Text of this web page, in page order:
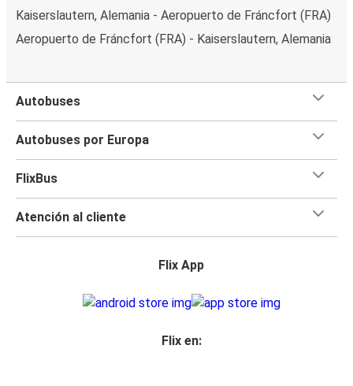
Kaiserslautern, Alemania - Aeropuerto de Fráncfort (FRA)
Aeropuerto de Fráncfort (FRA) - Kaiserslautern, Alemania
Autobuses
Autobuses por Europa
FlixBus
Atención al cliente
Flix App
Flix en: